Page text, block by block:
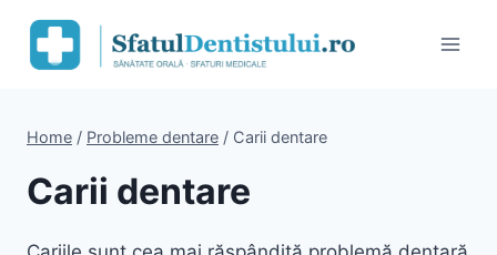
content
Home / Probleme dentare / Carii dentare
Carii dentare